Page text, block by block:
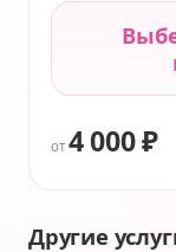
от 4 000 ₽
Другие